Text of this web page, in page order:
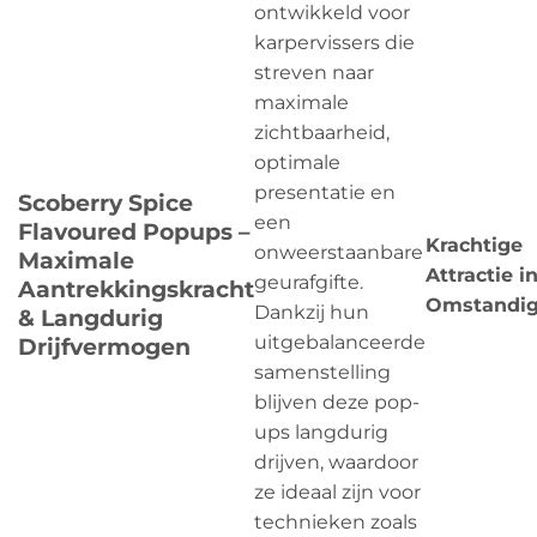
Scoberry Spice
Flavoured Popups –
Maximale
Aantrekkingskracht
& Langdurig
Drijfvermogen
ontwikkeld voor
karpervissers die
streven naar
maximale
zichtbaarheid,
optimale
presentatie en
een
onweerstaanbare
geurafgifte.
Dankzij hun
uitgebalanceerde
samenstelling
blijven deze pop-
ups langdurig
drijven, waardoor
ze ideaal zijn voor
technieken zoals
Krachtige
Attractie